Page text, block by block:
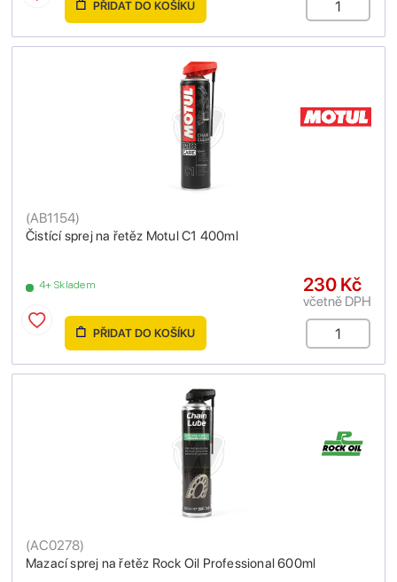
PŘIDAT DO KOŠÍKU
Čistící sprej na řetěz Motul C1 400ml
(AB1154)
4+ Skladem 230 Kč
včetně DPH
PŘIDAT DO KOŠÍKU
Mazací sprej na řetěz Rock Oil Professional 600ml
(AC0278)